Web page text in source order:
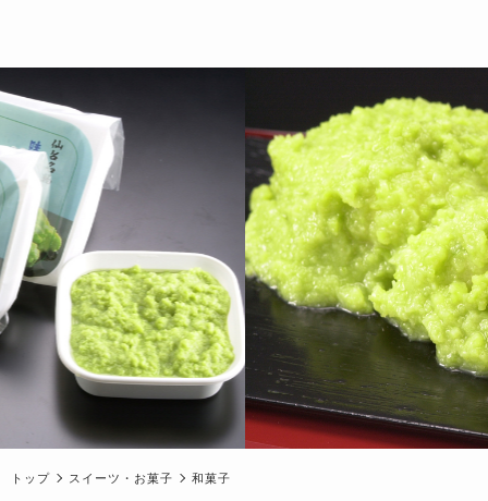
トップ スイーツ・お菓子 和菓子